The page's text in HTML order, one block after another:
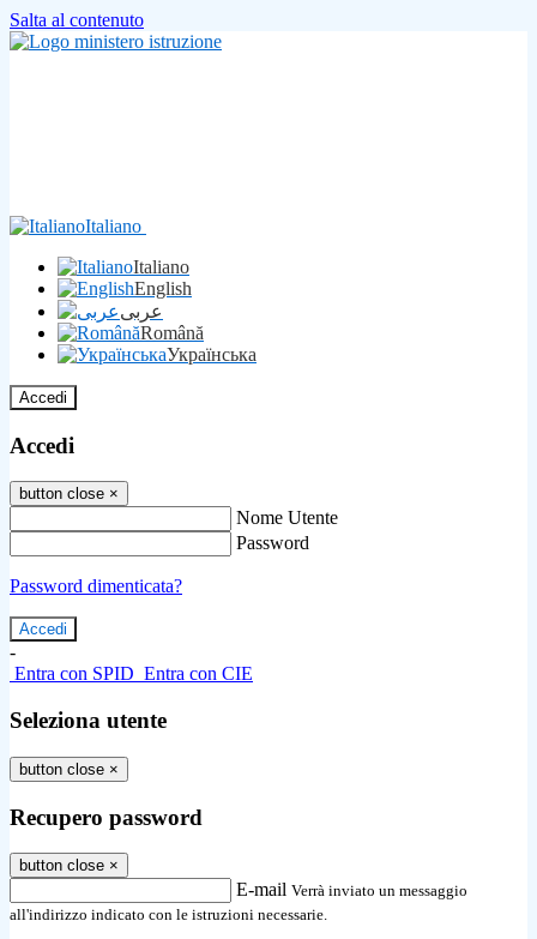
Salta al contenuto
Italiano
Italiano
English
عربى
Română
Українська
Accedi
Accedi
button close ×
Nome Utente
Password
Password dimenticata?
-
Entra con SPID Entra con CIE
Seleziona utente
button close ×
Recupero password
button close ×
E-mail Verrà inviato un messaggio
all'indirizzo indicato con le istruzioni necessarie.